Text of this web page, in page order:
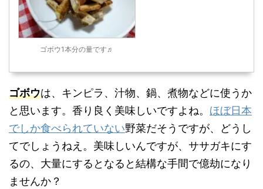
ゴボウ1本分の量です♬
ゴボウは、キンピラ、汁物、鍋、煮物などに使うか
と思います。香り良く美味しいですよね。 ほぼ日本
でしか食べられていない野菜だそうですが、どうし
てでしょうねえ。美味しいんですが、ササガキにす
るの、大量にするとなると結構な手間で億劫になり
ませんか？